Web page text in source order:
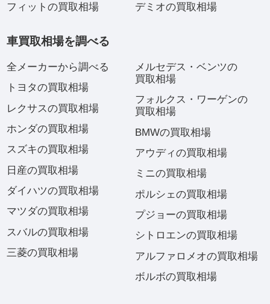
フィットの買取相場
デミオの買取相場
車買取相場を調べる
全メーカーから調べる
トヨタの買取相場
レクサスの買取相場
ホンダの買取相場
スズキの買取相場
日産の買取相場
ダイハツの買取相場
マツダの買取相場
スバルの買取相場
三菱の買取相場
メルセデス・ベンツの
買取相場
フォルクス・ワーゲンの
買取相場
BMWの買取相場
アウディの買取相場
ミニの買取相場
ポルシェの買取相場
プジョーの買取相場
シトロエンの買取相場
アルファロメオの買取相場
ボルボの買取相場